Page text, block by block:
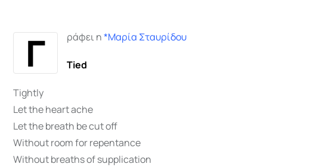
Γ ράφει η*Μαρία Σταυρίδου
Tied
Tightly
Let the heart ache
Let the breath be cut off
Without room for repentance
Without breaths of supplication